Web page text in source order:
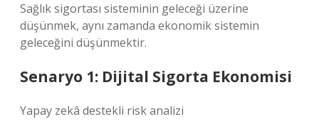
Sağlık sigortası sisteminin geleceği üzerine
düşünmek, aynı zamanda ekonomik sistemin
geleceğini düşünmektir.
Senaryo 1: Dijital Sigorta Ekonomisi
Yapay zekâ destekli risk analizi